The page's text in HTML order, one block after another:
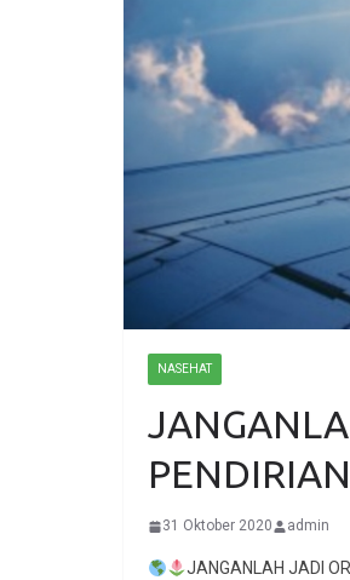
NASEHAT
PENDIRIAN
31 Oktober 2020 admin
JANGANLAH JADI